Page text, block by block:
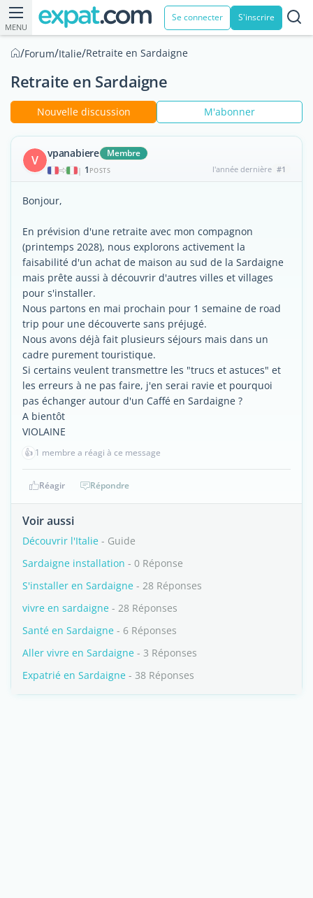
MENU
Se connecter S'inscrire
/Forum/Italie/Retraite en Sardaigne
Retraite en Sardaigne
Nouvelle discussion M'abonner
V vpanabiere Membre
| 1 POSTS l'année dernière #1
Bonjour,
En prévision d'une retraite avec mon compagnon
(printemps 2028), nous explorons activement la
faisabilité d'un achat de maison au sud de la Sardaigne
mais prête aussi à découvrir d'autres villes et villages
pour s'installer.
Nous partons en mai prochain pour 1 semaine de road
trip pour une découverte sans préjugé.
Nous avons déjà fait plusieurs séjours mais dans un
cadre purement touristique.
Si certains veulent transmettre les "trucs et astuces" et
les erreurs à ne pas faire, j'en serai ravie et pourquoi
pas échanger autour d'un Caffé en Sardaigne ?
A bientôt
VIOLAINE
👍 1 membre a réagi à ce message
Réagir Répondre
Voir aussi
Découvrir l'Italie - Guide
Sardaigne installation - 0 Réponse
S'installer en Sardaigne - 28 Réponses
vivre en sardaigne - 28 Réponses
Santé en Sardaigne - 6 Réponses
Aller vivre en Sardaigne - 3 Réponses
Expatrié en Sardaigne - 38 Réponses